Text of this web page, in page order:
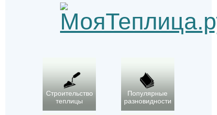
Строительство
теплицы
Популярные
разновидности